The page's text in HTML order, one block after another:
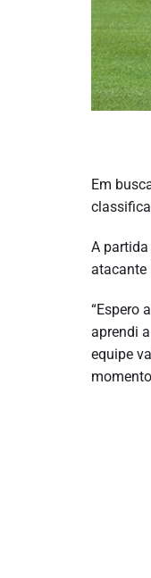
Em
A
atacante
“Espero
aprendi
equipe